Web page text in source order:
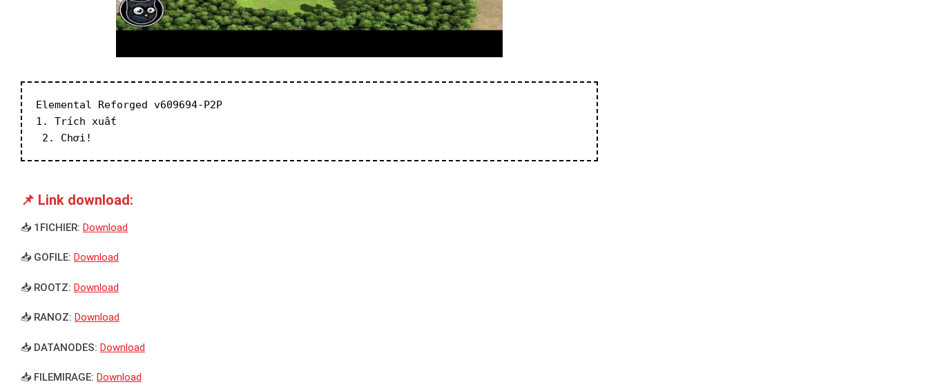
Elemental Reforged v609694-P2P
1. Trích xuất
2. Chơi!
📌 Link download:
📥 1FICHIER: Download
📥 GOFILE: Download
📥 ROOTZ: Download
📥 RANOZ: Download
📥 DATANODES: Download
📥 FILEMIRAGE: Download